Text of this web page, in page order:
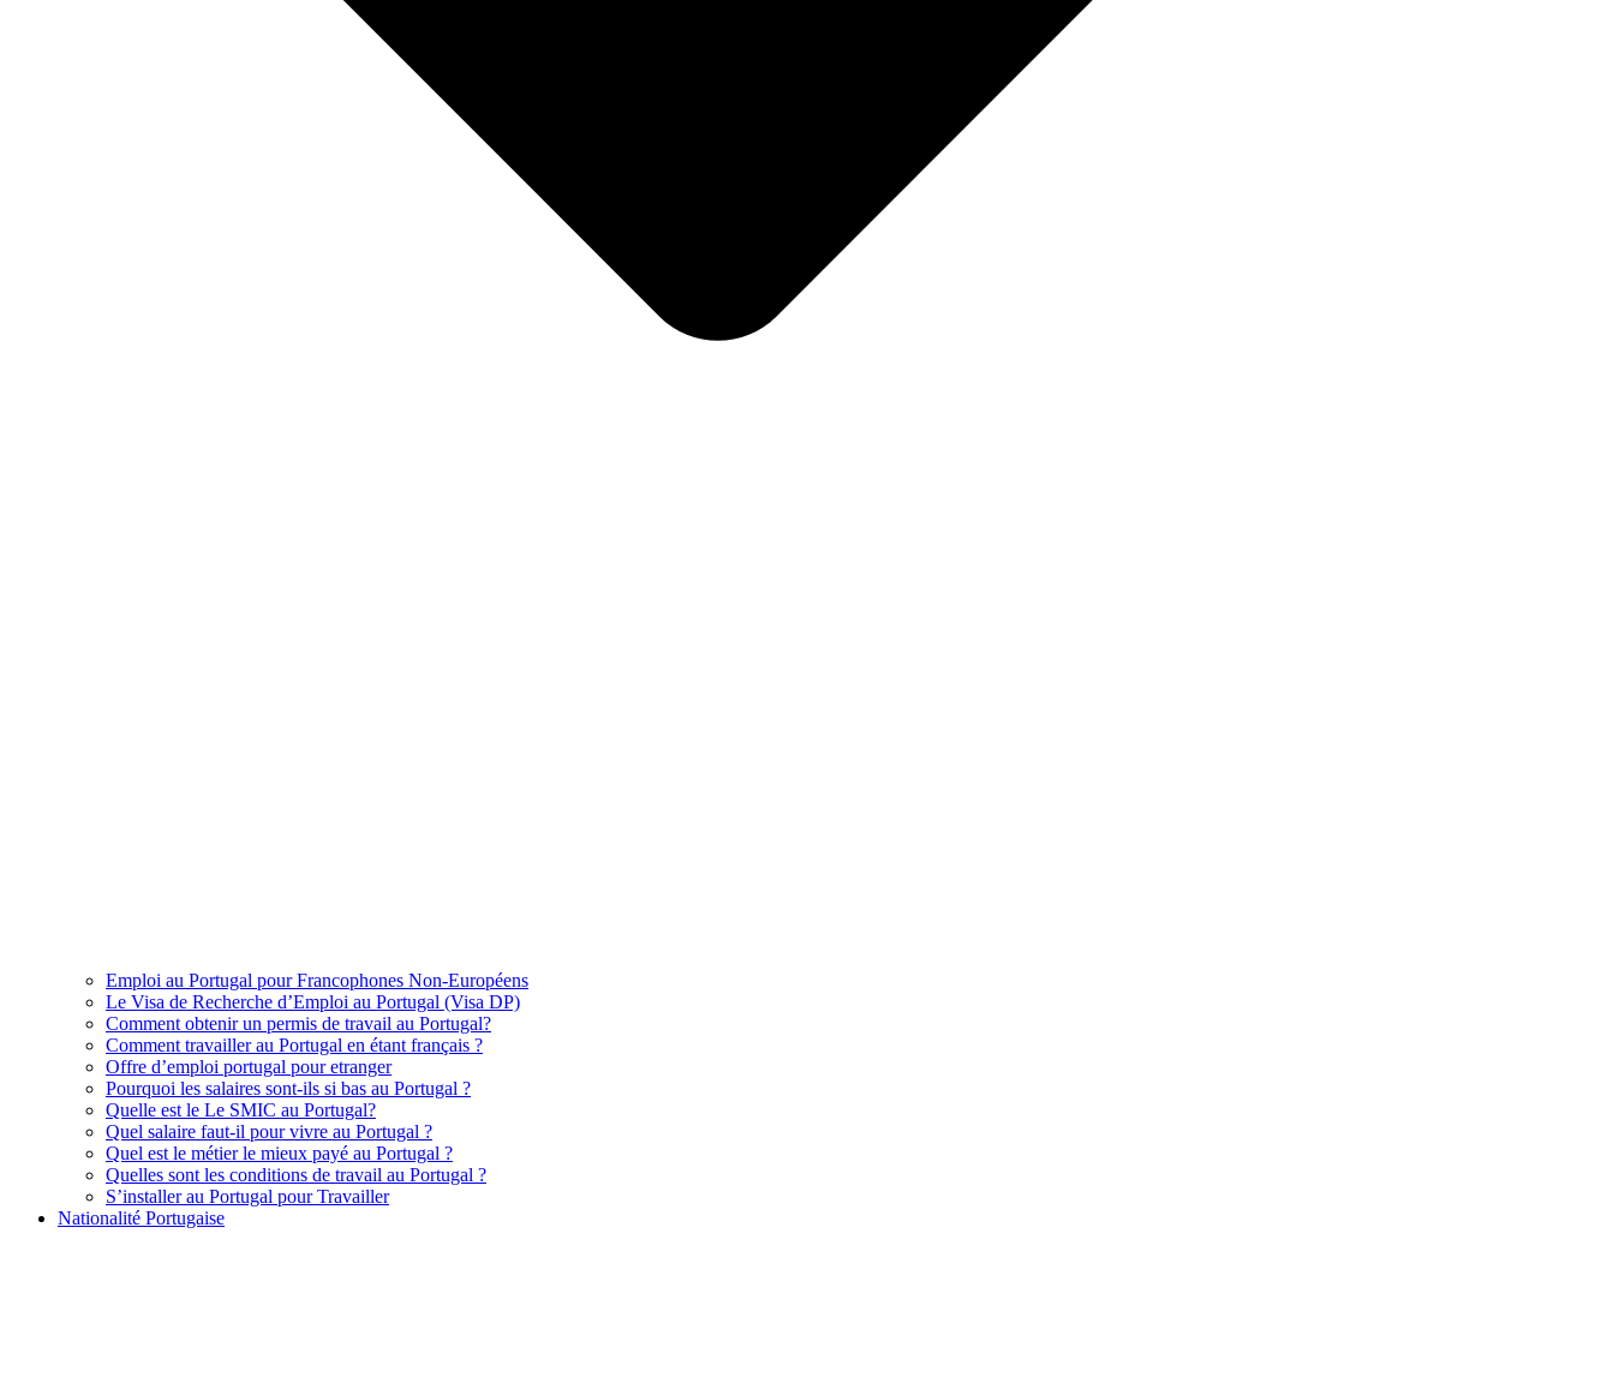
Emploi au Portugal pour Francophones Non-Européens
Le Visa de Recherche d’Emploi au Portugal (Visa DP)
Comment obtenir un permis de travail au Portugal?
Comment travailler au Portugal en étant français ?
Offre d’emploi portugal pour etranger
Pourquoi les salaires sont-ils si bas au Portugal ?
Quelle est le Le SMIC au Portugal?
Quel salaire faut-il pour vivre au Portugal ?
Quel est le métier le mieux payé au Portugal ?
Quelles sont les conditions de travail au Portugal ?
S’installer au Portugal pour Travailler
Nationalité Portugaise